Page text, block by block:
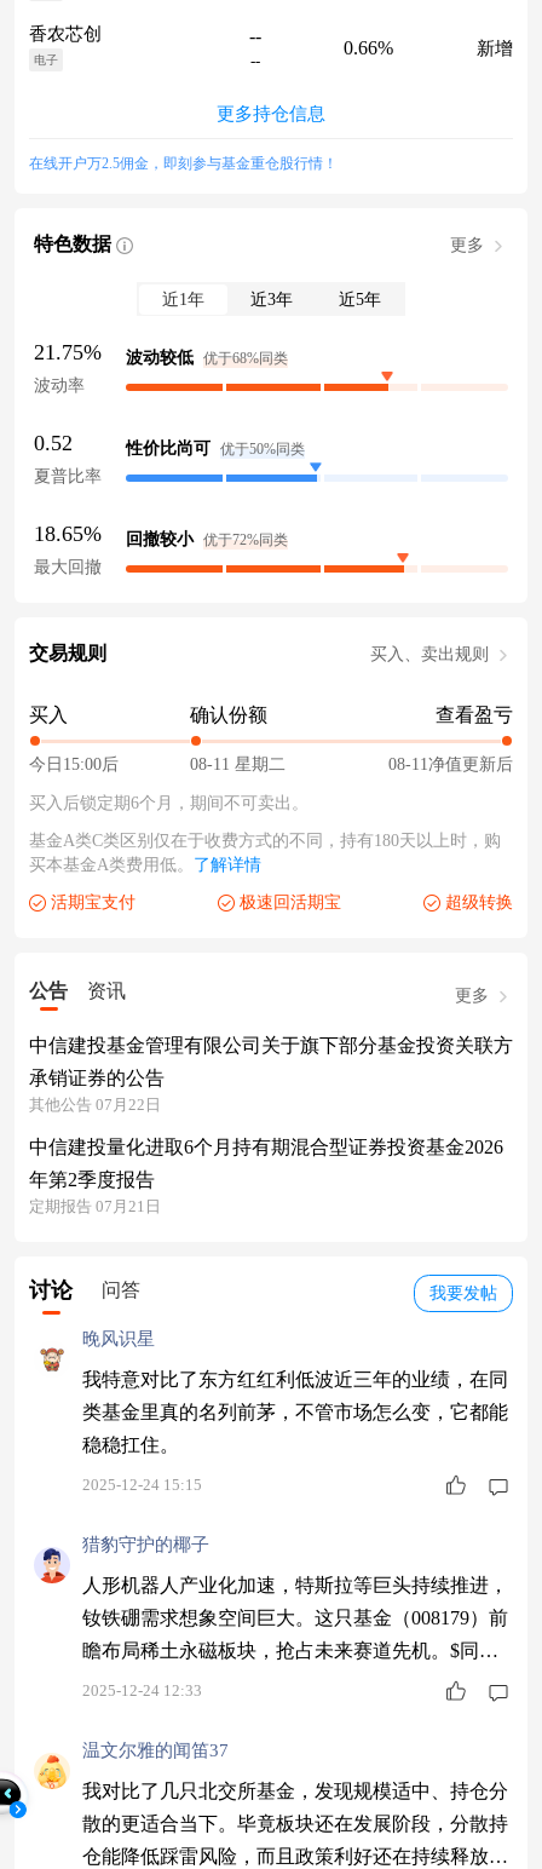
香农芯创
电子
--
--
0.66% 新增
更多持仓信息
在线开户万2.5佣金，即刻参与基金重仓股行情！
特色数据 更多
近1年 近3年 近5年
21.75%
波动率
波动较低 优于68%同类
0.52
夏普比率
性价比尚可 优于50%同类
18.65%
最大回撤
回撤较小 优于72%同类
交易规则 买入、卖出规则
买入
今日15:00后
确认份额
08-11 星期二
查看盈亏
08-11净值更新后
买入后锁定期6个月，期间不可卖出。
基金A类C类区别仅在于收费方式的不同，持有180天以上时，购
买本基金A类费用低。 了解详情
活期宝支付 极速回活期宝 超级转换
公告 资讯 更多
中信建投基金管理有限公司关于旗下部分基金投资关联方
承销证券的公告
其他公告 07月22日
中信建投量化进取6个月持有期混合型证券投资基金2026
年第2季度报告
定期报告 07月21日
我要发帖
讨论 问答
晚风识星
我特意对比了东方红红利低波近三年的业绩，在同
类基金里真的名列前茅，不管市场怎么变，它都能
稳稳扛住。
2025-12-24 15:15
猎豹守护的椰子
人形机器人产业化加速，特斯拉等巨头持续推进，
钕铁硼需求想象空间巨大。这只基金（008179）前
瞻布局稀土永磁板块，抢占未来赛道先机。$同泰
慧盈混合C$ #2025年 你的投资战绩如何？#
2025-12-24 12:33
温文尔雅的闻笛37
我对比了几只北交所基金，发现规模适中、持仓分
散的更适合当下。毕竟板块还在发展阶段，分散持
仓能降低踩雷风险，而且政策利好还在持续释放，